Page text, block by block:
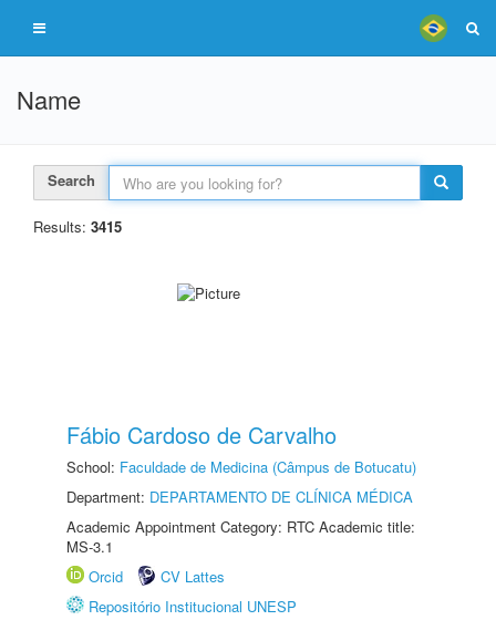
Name
Search
Results: 3415
Fábio Cardoso de Carvalho
School: Faculdade de Medicina (Câmpus de Botucatu)
Department: DEPARTAMENTO DE CLÍNICA MÉDICA
Academic Appointment Category: RTC Academic title:
MS-3.1
Orcid
CV Lattes
Repositório Institucional UNESP